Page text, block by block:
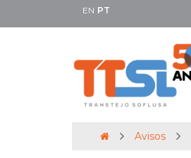
EN PT
Avisos